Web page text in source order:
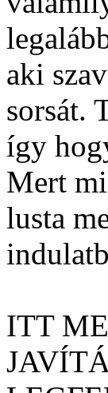
aki
sorsát.
így
Mert
lusta
ITT